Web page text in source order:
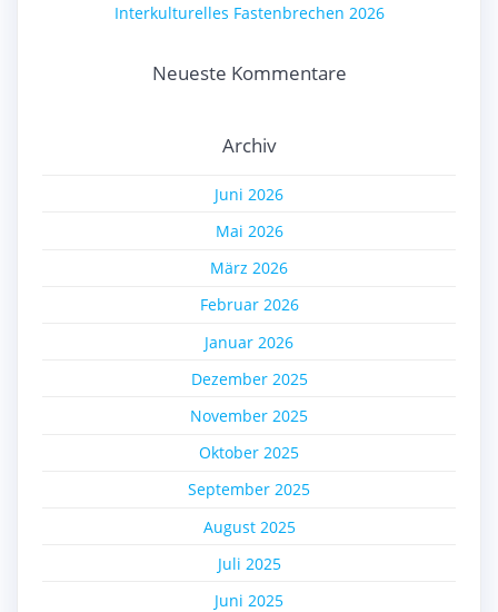
Interkulturelles Fastenbrechen 2026
Neueste Kommentare
Archiv
Juni 2026
Mai 2026
März 2026
Februar 2026
Januar 2026
Dezember 2025
November 2025
Oktober 2025
September 2025
August 2025
Juli 2025
Juni 2025